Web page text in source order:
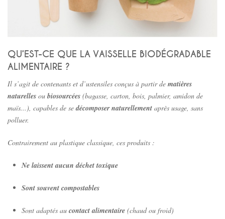
QU’EST-CE QUE LA VAISSELLE BIODÉGRADABLE
ALIMENTAIRE ?
Il s’agit de contenants et d’ustensiles conçus à partir de matières
naturelles ou biosourcées (bagasse, carton, bois, palmier, amidon de
maïs...), capables de sedécomposer naturellement après usage, sans
polluer.
Contrairement au plastique classique, ces produits :
Ne laissent aucun déchet toxique
Sont souvent compostables
Sont adaptés au contact alimentaire (chaud ou froid)